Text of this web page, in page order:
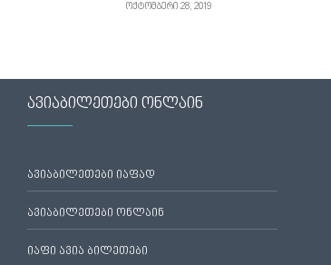
ოქტომბერი 28, 2019
ავიაბილეთები ონლაინ
ავიაბილეთები იაფად
ავიაბილეთები ონლაინ
იაფი ავია ბილეთები